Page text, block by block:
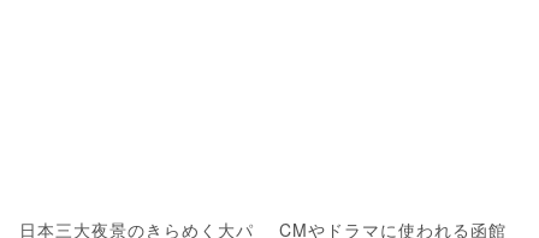
日本三大夜景のきらめく大パ
CMやドラマに使われる函館